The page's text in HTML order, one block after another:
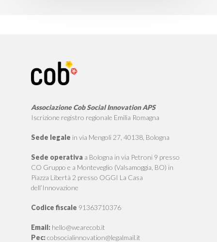
Associazione Cob Social Innovation APS
Iscrizione registro regionale Emilia Romagna
Sede legale in via Mengoli 27, 40138, Bologna
Sede operativa a Bologna in via Petroni 9 presso
CO Gruppo e a Monteveglio (Valsamoggia, BO) in
Piazza Libertà 2 presso OGGI La Casa
dell’Innovazione
Codice fiscale 91363710376
Email: hello@wearecob.it
Pec:cobsocialinnovation@legalmail.it